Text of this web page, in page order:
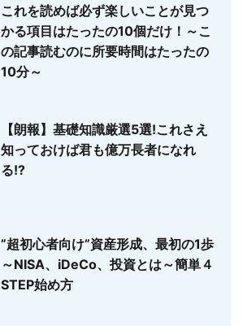
これを読めば必ず楽しいことが見つ
かる項目はたったの10個だけ！～こ
の記事読むのに所要時間はたったの
10分～
【朗報】基礎知識厳選5選!これさえ
知っておけば君も億万長者になれ
る!?
”超初心者向け”資産形成、最初の1歩
～NISA、iDeCo、投資とは～簡単４
STEP始め方